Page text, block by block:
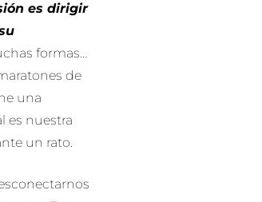
es dirigir
formas…
de
una
es nuestra
un rato.